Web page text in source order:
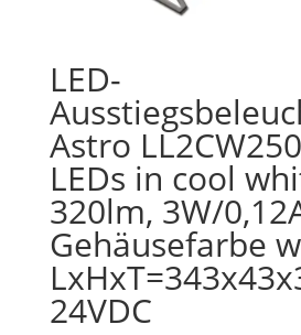
LED-
Astro
LEDs in cool
320lm, 3W/
Gehäusefarbe
24VDC